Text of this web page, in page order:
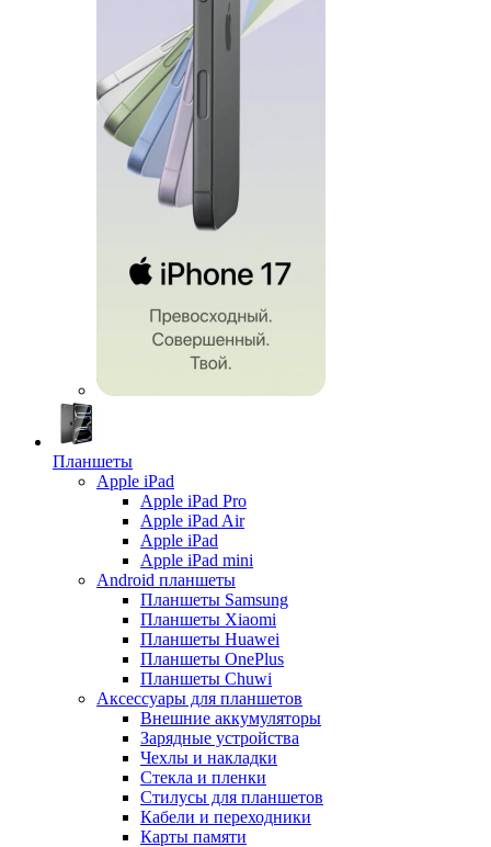
Планшеты
Apple iPad
Apple iPad Pro
Apple iPad Air
Apple iPad
Apple iPad mini
Android планшеты
Планшеты Samsung
Планшеты Xiaomi
Планшеты Huawei
Планшеты OnePlus
Планшеты Chuwi
Аксессуары для планшетов
Внешние аккумуляторы
Зарядные устройства
Чехлы и накладки
Стекла и пленки
Стилусы для планшетов
Кабели и переходники
Карты памяти